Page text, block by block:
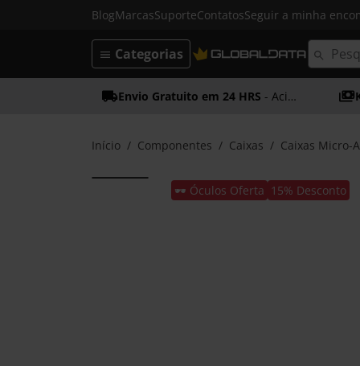
BlogMarcasSuporteContatosSeguir a minha
Categorias
Envio Gratuito em 24 HRS - Acima dos 50€
Início Componentes Caixas Caixas Micro-
🕶️ Óculos Oferta 15% Desconto